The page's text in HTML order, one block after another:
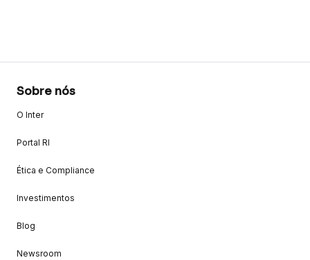
Sobre nós
O Inter
Portal RI
Ética e Compliance
Investimentos
Blog
Newsroom